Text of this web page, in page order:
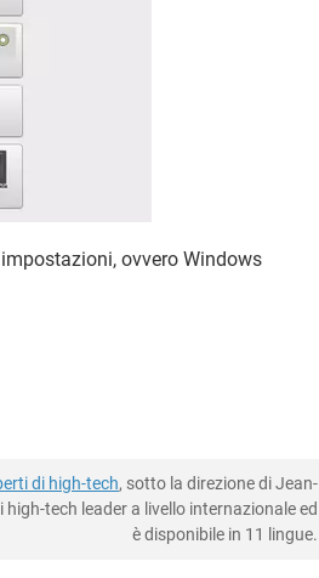
ovvero Windows
di high-tech, sotto la direzione di Jean-
tech leader a livello internazionale ed
è disponibile in 11 lingue.